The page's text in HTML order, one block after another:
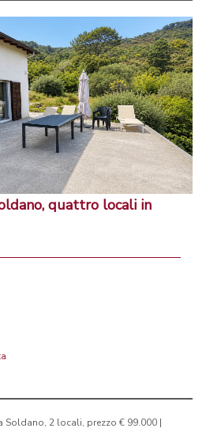
quattro locali in